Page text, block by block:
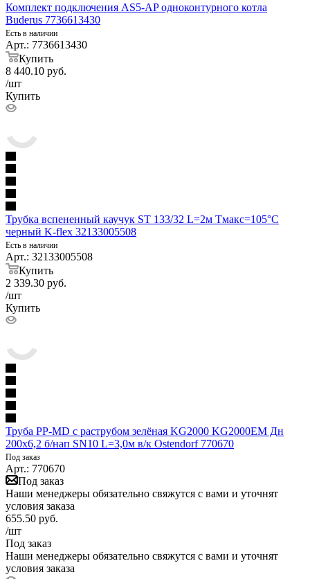
Комплект подключения AS5-AP одноконтурного котла
Buderus 7736613430
Есть в наличии
Арт.: 7736613430
Купить
8 440.10 руб.
/шт
Купить
Трубка вспененный каучук ST 133/32 L=2м Тмакс=105°C
черный K-flex 32133005508
Есть в наличии
Арт.: 32133005508
Купить
2 339.30 руб.
/шт
Купить
Труба PP-MD с раструбом зелёная KG2000 KG2000EM Дн
200х6,2 б/нап SN10 L=3,0м в/к Ostendorf 770670
Под заказ
Арт.: 770670
Под заказ
Наши менеджеры обязательно свяжутся с вами и уточнят
условия заказа
655.50 руб.
/шт
Под заказ
Наши менеджеры обязательно свяжутся с вами и уточнят
условия заказа